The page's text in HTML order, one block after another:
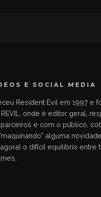
E SOCIAL MEDIA
Resident Evil em 1997 e
onde é editor geral,
e com o público,
alguma
o difícil equilíbrio entre